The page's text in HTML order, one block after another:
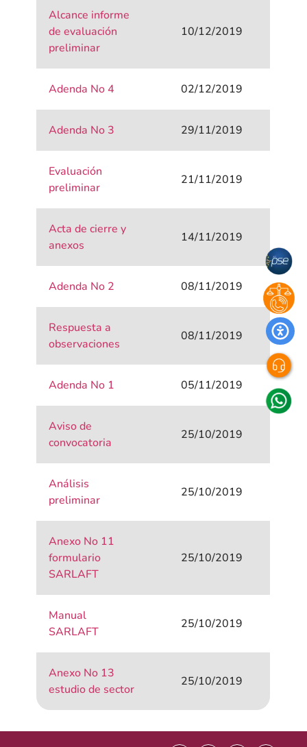
Alcance informe
de evaluación
preliminar
10/12/2019
Adenda No 4 02/12/2019
Adenda No 3 29/11/2019
Evaluación
preliminar
21/11/2019
Acta de cierre y
anexos
14/11/2019
Adenda No 2 08/11/2019
Respuesta a
observaciones
08/11/2019
Adenda No 1 05/11/2019
Aviso de
convocatoria
25/10/2019
Análisis
preliminar
25/10/2019
Anexo No 11
formulario
SARLAFT
25/10/2019
Manual
SARLAFT
25/10/2019
Anexo No 13
estudio de sector
25/10/2019